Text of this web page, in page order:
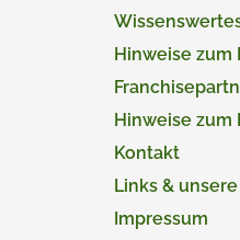
Hinweise zum
Hinweise zum
Kontakt
Links &
Impressum